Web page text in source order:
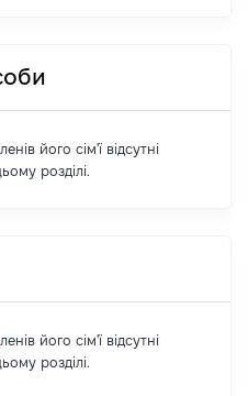
його сім'ї відсутні
розділі.
його сім'ї відсутні
розділі.